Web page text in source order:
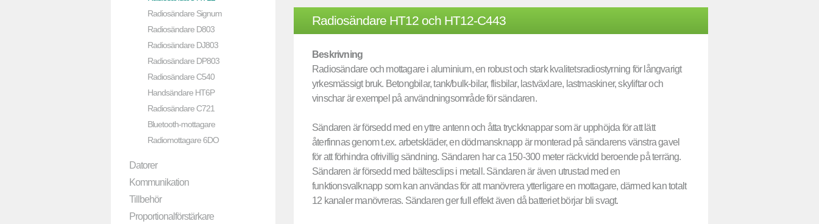
Radiosändare Signum
Radiosändare D803
Radiosändare DJ803
Radiosändare DP803
Radiosändare C540
Handsändare HT6P
Radiosändare C721
Bluetooth-mottagare
Radiomottagare 6DO
Datorer
Kommunikation
Tillbehör
Proportionalförstärkare
Radiosändare HT12 och HT12-C443
Beskrivning
Radiosändare och mottagare i aluminium, en robust och stark kvalitetsradiostyrning för långvarigt
yrkesmässigt bruk. Betongbilar, tank/bulk-bilar, flisbilar, lastväxlare, lastmaskiner, skyliftar och
vinschar är exempel på användningsområde för sändaren.
Sändaren är försedd med en yttre antenn och åtta tryckknappar som är upphöjda för att lätt
återfinnas genom t.ex. arbetskläder, en dödmansknapp är monterad på sändarens vänstra gavel
för att förhindra ofrivillig sändning. Sändaren har ca 150-300 meter räckvidd beroende på terräng.
Sändaren är försedd med bältesclips i metall. Sändaren är även utrustad med en
funktionsvalknapp som kan användas för att manövrera ytterligare en mottagare, därmed kan totalt
12 kanaler manövreras. Sändaren ger full effekt även då batteriet börjar bli svagt.